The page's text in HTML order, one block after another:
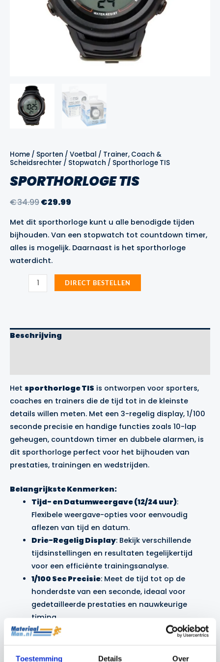
Toestemming Details Over
Home / Sporten / Voetbal / Trainer, Coach &
Scheidsrechter / Stopwatch / Sporthorloge TIS
SPORTHORLOGE TIS
€34.99Oorspronkelijke
was:
€34.99.
€29.99
is:
€29.99.
Met dit sporthorloge kunt u alle benodigde tijden
bijhouden. Van een stopwatch tot countdown timer,
alles is mogelijk. Daarnaast is het sporthorloge
waterdicht.
Sporthorloge
aantal
DIRECT BESTELLEN
Beschrijving
Het sporthorloge TIS is ontworpen voor sporters,
coaches en trainers die de tijd tot in de kleinste
details willen meten. Met een 3-regelig display, 1/100
seconde precisie en handige functies zoals 10-lap
geheugen, countdown timer en dubbele alarmen, is
dit sporthorloge perfect voor het bijhouden van
prestaties, trainingen en wedstrijden.
Belangrijkste Kenmerken:
Tijd- en Datumweergave (12/24 uur):
Flexibele weergave-opties voor eenvoudig
aflezen van tijd en datum.
Drie-Regelig Display: Bekijk verschillende
tijdsinstellingen en resultaten tegelijkertijd
voor een efficiënte trainingsanalyse.
1/100 Sec Precisie: Meet de tijd tot op de
honderdste van een seconde, ideaal voor
gedetailleerde prestaties en nauwkeurige
timing.
10 Lap/Split Geheugen
: Sla de tijd van 10
vergelijken of analyseren tijdens multi-fase